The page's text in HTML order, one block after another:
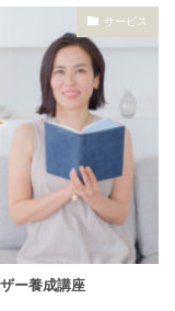
サービス
ー養成講座